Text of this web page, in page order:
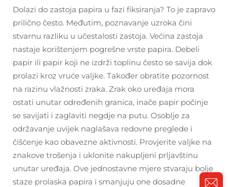
Dolazi do zastoja papira u fazi fiksiranja? To je zapravo
prilično često. Međutim, poznavanje uzroka čini
stvarnu razliku u učestalosti zastoja. Većina zastoja
nastaje korištenjem pogrešne vrste papira. Debeli
papir ili papir koji ne izdrži toplinu često se savija dok
prolazi kroz vruće valjke. Također obratite pozornost
na razinu vlažnosti zraka. Zrak oko uređaja mora
ostati unutar određenih granica, inače papir počinje
se savijati i zaglaviti negdje na putu. Osoblje za
održavanje uvijek naglašava redovne preglede i
čišćenje kao obavezne aktivnosti. Provjerite valjke na
znakove trošenja i uklonite nakupljeni prljavštinu
unutar uređaja. Ove jednostavne mjere stvaraju bolje
staze prolaska papira i smanjuju one dosadne